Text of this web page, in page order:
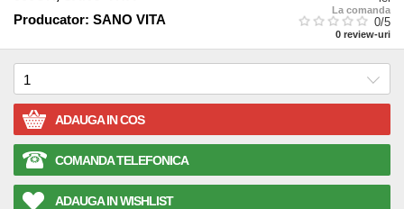
Producator: SANO VITA
La comanda
0/5
0 review-uri
ADAUGA IN COS
COMANDA TELEFONICA
ADAUGA IN WISHLIST